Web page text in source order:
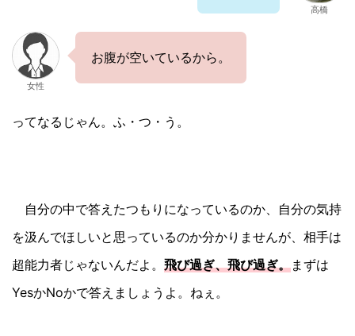
高橋
女性
お腹が空いているから。
ってなるじゃん。ふ・つ・う。
自分の中で答えたつもりになっているのか、自分の気持
を汲んでほしいと思っているのか分かりませんが、相手は
超能力者じゃないんだよ。 飛び過ぎ、飛び過ぎ。まずは
YesかNoかで答えましょうよ。ねぇ。